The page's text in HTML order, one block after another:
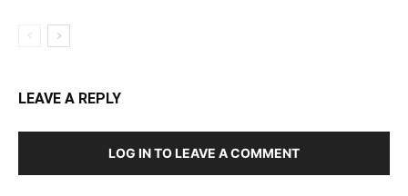
LEAVE A REPLY
LOG IN TO LEAVE A COMMENT